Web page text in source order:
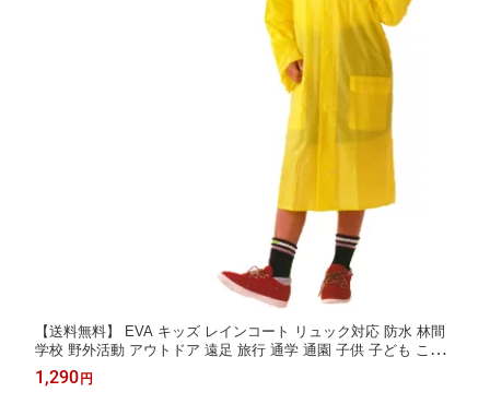
【送料無料】 EVA キッズ レインコート リュック対応 防水 林間
学校 野外活動 アウトドア 遠足 旅行 通学 通園 子供 子ども こど
も 合羽 カッパ 小学生 園児 小学校 幼稚園 保育園 入学 雨具 レイ
ンウェア 背負ったまま 安全 目立つ 黄色 軽量 かっぱ日和
1,290 円